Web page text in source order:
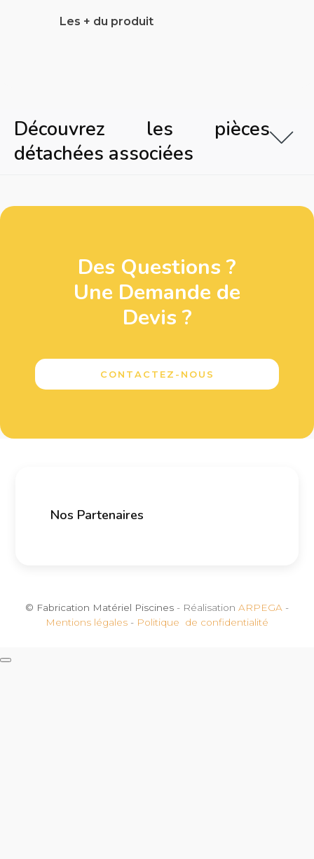
Les + du produit
Découvrez les pièces
détachées associées
Des Questions ?
Une Demande de
Devis ?
CONTACTEZ-NOUS
Nos Partenaires
© Fabrication Matériel Piscines - Réalisation ARPEGA -
Mentions légales - Politique de confidentialité